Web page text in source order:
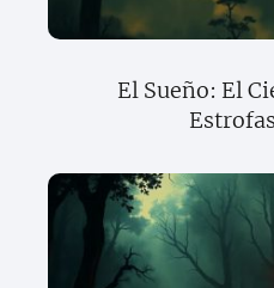
El Sueño: El